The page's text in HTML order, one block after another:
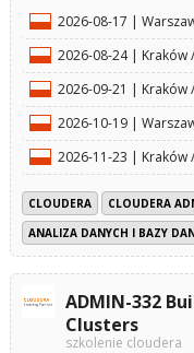
2026-08-17 |
2026-08-24 | Kraków
2026-09-21 | Kraków
2026-10-19 |
2026-11-23 | Kraków
CLOUDERA
CLOUDERA
ANALIZA DANYCH I BAZY
ADMIN-332
Clusters
szkolenie cloudera